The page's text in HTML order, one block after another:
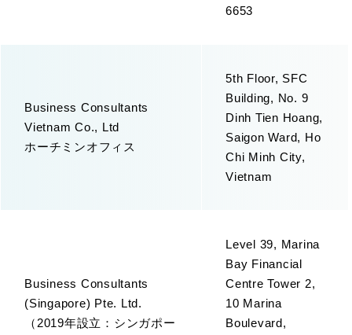
6653
Business Consultants
Vietnam Co., Ltd
ホーチミンオフィス
5th Floor, SFC
Building, No. 9
Dinh Tien Hoang,
Saigon Ward, Ho
Chi Minh City,
Vietnam
Business Consultants
(Singapore) Pte. Ltd.
（2019年設立：シンガポー
Level 39, Marina
Bay Financial
Centre Tower 2,
10 Marina
Boulevard,